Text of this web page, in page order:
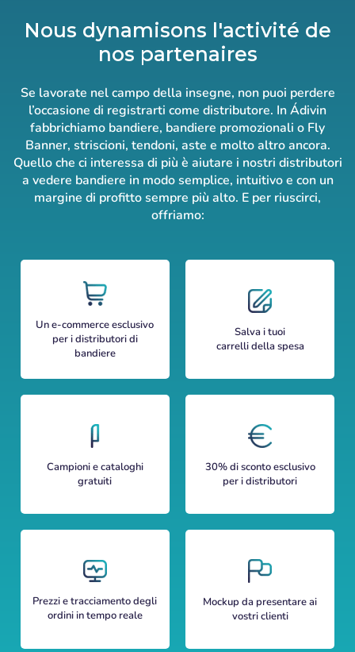
Nous dynamisons l'activité de
nos partenaires
Se lavorate nel campo della insegne, non puoi perdere
l’occasione di registrarti come distributore. In Ádivin
fabbrichiamo bandiere, bandiere promozionali o Fly
Banner, striscioni, tendoni, aste e molto altro ancora.
Quello che ci interessa di più è aiutare i nostri distributori
a vedere bandiere in modo semplice, intuitivo e con un
margine di profitto sempre più alto. E per riuscirci,
offriamo:
Un e-commerce esclusivo
per i distributori di
bandiere
Salva i tuoi
carrelli della spesa
Campioni e cataloghi
gratuiti
30% di sconto esclusivo
per i distributori
Prezzi e tracciamento degli
ordini in tempo reale
Mockup da presentare ai
vostri clienti